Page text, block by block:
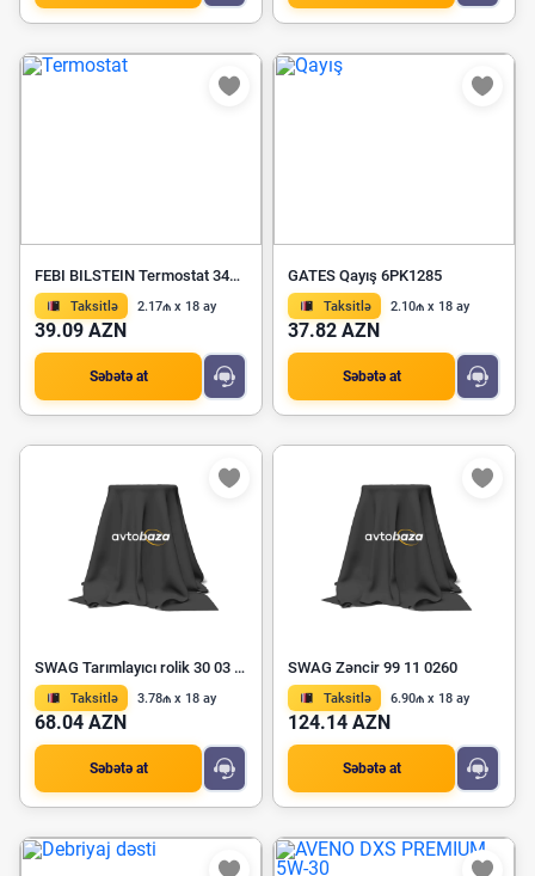
FEBI BILSTEIN Termostat 34782
Taksitlə 2.17₼ x 18 ay
39.09 AZN
Səbətə at
GATES Qayış 6PK1285
Taksitlə 2.10₼ x 18 ay
37.82 AZN
Səbətə at
SWAG Tarımlayıcı rolik 30 03 0083
Taksitlə 3.78₼ x 18 ay
68.04 AZN
Səbətə at
SWAG Zəncir 99 11 0260
Taksitlə 6.90₼ x 18 ay
124.14 AZN
Səbətə at